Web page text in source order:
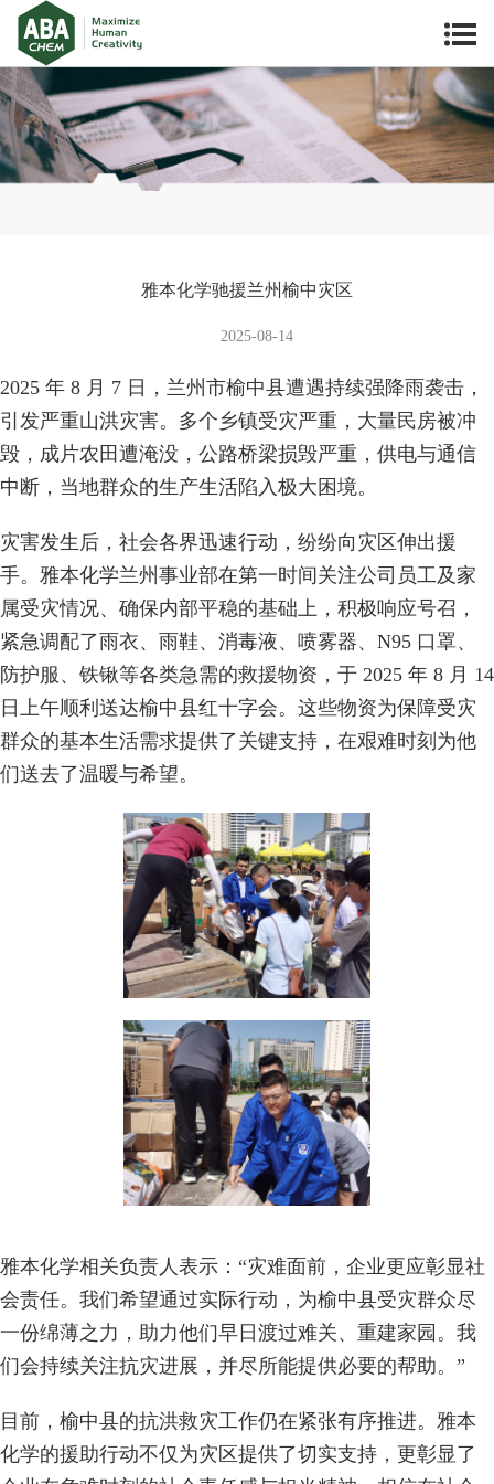
雅本化学驰援兰州榆中灾区
2025-08-14
2025 年 8 月 7 日，兰州市榆中县遭遇持续强降雨袭击，
引发严重山洪灾害。多个乡镇受灾严重，大量民房被冲
毁，成片农田遭淹没，公路桥梁损毁严重，供电与通信
中断，当地群众的生产生活陷入极大困境。
灾害发生后，社会各界迅速行动，纷纷向灾区伸出援
手。雅本化学兰州事业部在第一时间关注公司员工及家
属受灾情况、确保内部平稳的基础上，积极响应号召，
紧急调配了雨衣、雨鞋、消毒液、喷雾器、N95 口罩、
防护服、铁锹等各类急需的救援物资，于 2025 年 8 月 14
日上午顺利送达榆中县红十字会。这些物资为保障受灾
群众的基本生活需求提供了关键支持，在艰难时刻为他
们送去了温暖与希望。
雅本化学相关负责人表示：“灾难面前，企业更应彰显社
会责任。我们希望通过实际行动，为榆中县受灾群众尽
一份绵薄之力，助力他们早日渡过难关、重建家园。我
们会持续关注抗灾进展，并尽所能提供必要的帮助。”
目前，榆中县的抗洪救灾工作仍在紧张有序推进。雅本
化学的援助行动不仅为灾区提供了切实支持，更彰显了